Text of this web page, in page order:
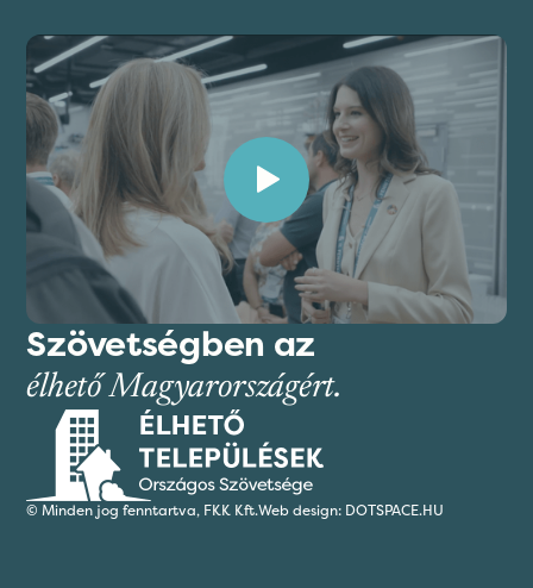
Szövetségben az
élhető Magyarországért.
© Minden jog fenntartva, FKK Kft.Web design: DOTSPACE.HU